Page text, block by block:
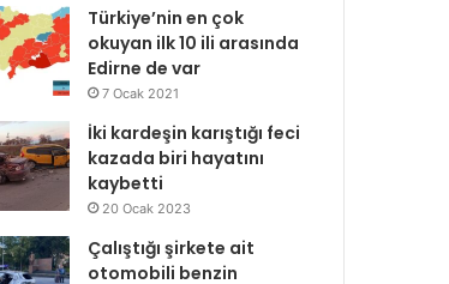
Türkiye’nin en çok
okuyan ilk 10 ili arasında
Edirne de var
7 Ocak 2021
İki kardeşin karıştığı feci
kazada biri hayatını
kaybetti
20 Ocak 2023
Çalıştığı şirkete ait
otomobili benzin